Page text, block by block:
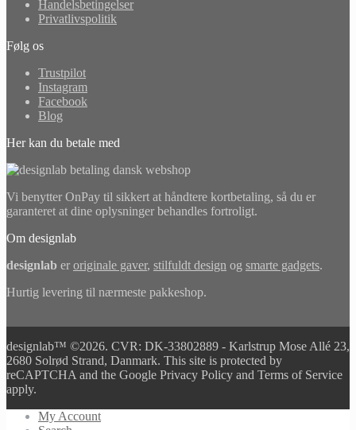
Handelsbetingelser
Privatlivspolitik
Følg os
Trustpilot
Instagram
Facebook
Blog
Her kan du betale med
Vi benytter OnPay til sikkert at håndtere kortbetaling, så du er
garanteret at dine oplysninger behandles fortroligt.
Om designlab
designlab er originale gaver, stilfuldt design og smarte gadgets.
Hurtig levering til nærmeste pakkeshop.
designlab™ ©2026. CVR: DK-33802889 - Karlstrup Mose Allé 23,
2680 Solrød Strand, Danmark. This site is protected by
reCAPTCHA and the Google Privacy Policy and Terms of Service
apply.
My Account